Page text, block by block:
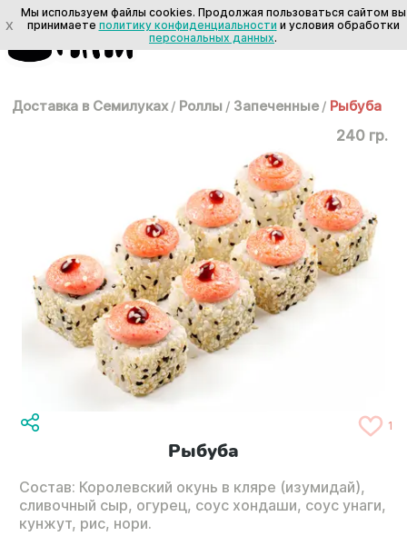
Доставка в Семилуках / Роллы / Запеченные / Рыбуба
240 гр.
1
Рыбуба
Состав: Королевский окунь в кляре (изумидай),
сливочный сыр, огурец, соус хондаши, соус унаги,
кунжут, рис, нори.
X
Мы используем файлы cookies. Продолжая пользоваться сайтом вы
принимаете политику конфиденциальности и условия обработки
персональных данных.